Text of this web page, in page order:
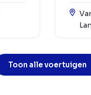
Toon alle voertuigen